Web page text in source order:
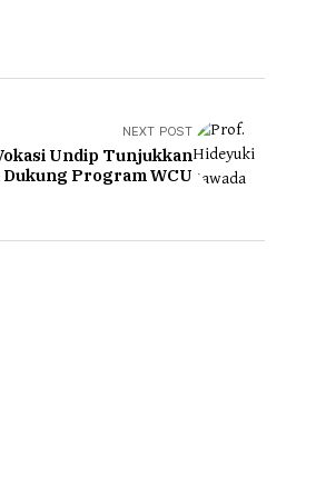
NEXT POST
Undip Tunjukkan
Program WCU